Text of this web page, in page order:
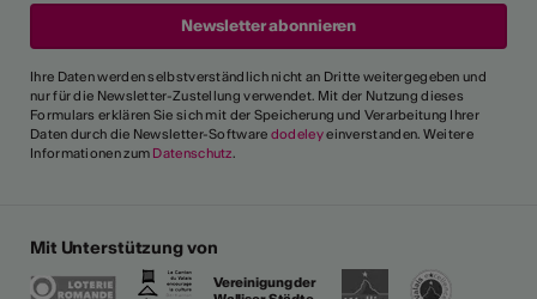
Ihre Daten werden selbstverständlich nicht an Dritte weitergegeben und
nur für die Newsletter-Zustellung verwendet. Mit der Nutzung dieses
Formulars erklären Sie sich mit der Speicherung und Verarbeitung Ihrer
Daten durch die Newsletter-Software dodeleyeinverstanden. Weitere
Informationen zum Datenschutz.
Mit Unterstützung von
Vereinigung der